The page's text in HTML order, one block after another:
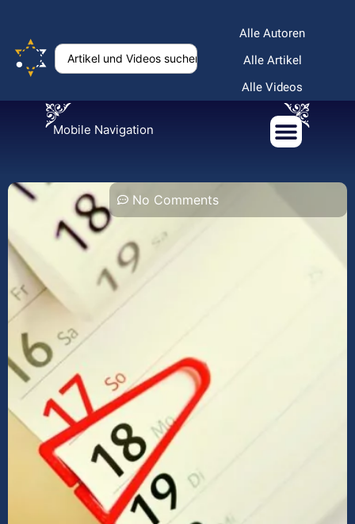
Alle Autoren
Alle Artikel
Alle Videos
Mobile Navigation
No Comments